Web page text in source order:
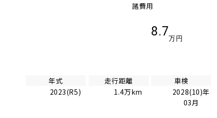
諸費用
8.7
万円
年式
2023(R5)
走行距離
1.4万km
車検
2028(10)年
03月